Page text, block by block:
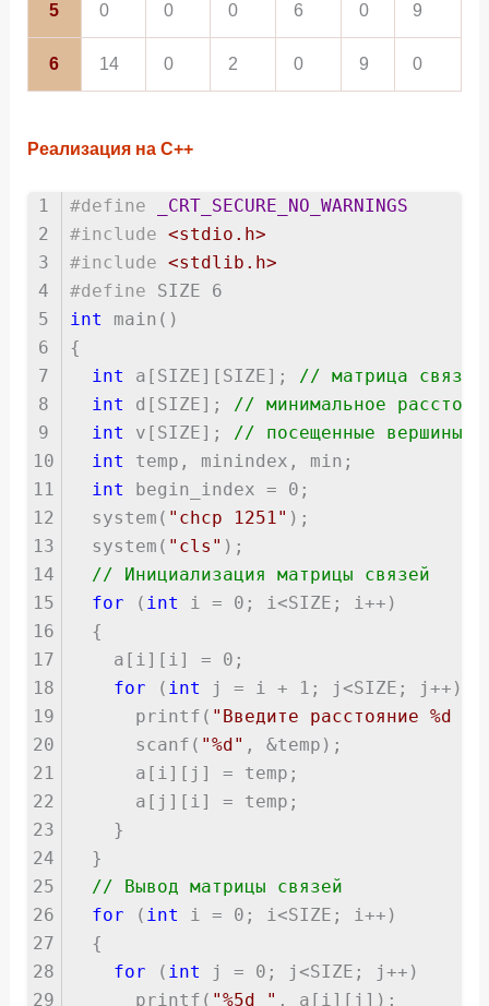
5 0 0 0 6 0 9
6 14 0 2 0 9 0
Реализация на C++
1
2
3
4
5
6
7
8
9
10
11
12
13
14
15
16
17
18
19
20
21
22
23
24
25
26
27
28
29
#define
_CRT_SECURE_NO_WARNINGS
#include
<stdio.h>
#include
<stdlib.h>
#define SIZE 6
int
main()
{
int
a[SIZE][SIZE]; // матрица связей
int
d[SIZE]; // минимальное
int
v[SIZE]; // посещенные вершины
int
temp, minindex, min;
int
begin_index = 0;
system( "chcp 1251" );
system( "cls" );
// Инициализация матрицы связей
for ( int
i = 0; i<SIZE; i++)
{
a[i][i] = 0;
for ( int
j = i + 1; j<SIZE; j++) {
printf( "Введите расстояние %d -
scanf( "%d" , &temp);
a[i][j] = temp;
a[j][i] = temp;
}
}
// Вывод матрицы связей
for ( int
i = 0; i<SIZE; i++)
{
for ( int
j = 0; j<SIZE; j++)
printf( "%5d " , a[i][j]);